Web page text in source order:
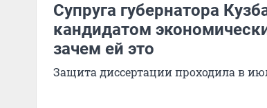
Супруга губернатора
кандидатом
зачем ей это
Защита диссертации проходила в